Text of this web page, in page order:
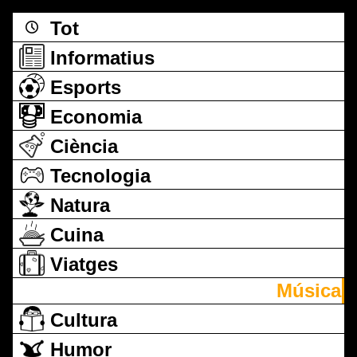
Tot
Informatius
Esports
Economia
Ciència
Tecnologia
Natura
Cuina
Viatges
Música
Cultura
Humor